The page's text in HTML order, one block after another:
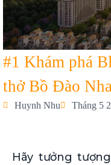
#1 Khám phá
thở Bồ Đào
Huynh Nhu Tháng 5
Hãy tưởng